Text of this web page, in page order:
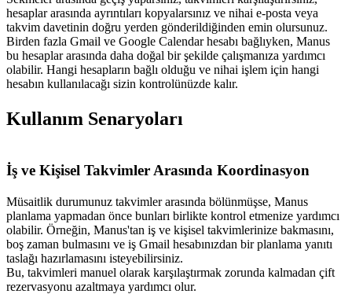
hesaplar arasında ayrıntıları kopyalarsınız ve nihai e-posta veya
takvim davetinin doğru yerden gönderildiğinden emin olursunuz.
Birden fazla Gmail ve Google Calendar hesabı bağlıyken, Manus
bu hesaplar arasında daha doğal bir şekilde çalışmanıza yardımcı
olabilir. Hangi hesapların bağlı olduğu ve nihai işlem için hangi
hesabın kullanılacağı sizin kontrolünüzde kalır.
Kullanım Senaryoları
İş ve Kişisel Takvimler Arasında Koordinasyon
Müsaitlik durumunuz takvimler arasında bölünmüşse, Manus
planlama yapmadan önce bunları birlikte kontrol etmenize yardımcı
olabilir. Örneğin, Manus'tan iş ve kişisel takvimlerinize bakmasını,
boş zaman bulmasını ve iş Gmail hesabınızdan bir planlama yanıtı
taslağı hazırlamasını isteyebilirsiniz.
Bu, takvimleri manuel olarak karşılaştırmak zorunda kalmadan çift
rezervasyonu azaltmaya yardımcı olur.